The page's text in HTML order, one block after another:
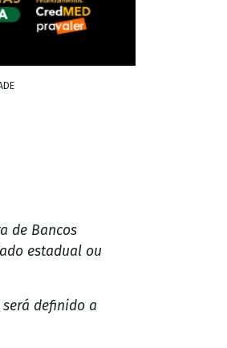
de Bancos
estadual ou
definido a